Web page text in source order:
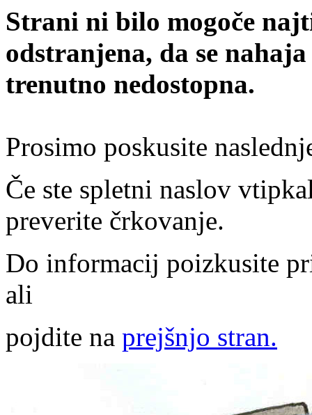
Strani ni bilo mogoče
odstranjena, da se
trenutno nedostopna.
Prosimo poskusite
Če ste spletni naslov
preverite črkovanje.
Do informacij poizkusite
ali
pojdite na prejšnjo stran.